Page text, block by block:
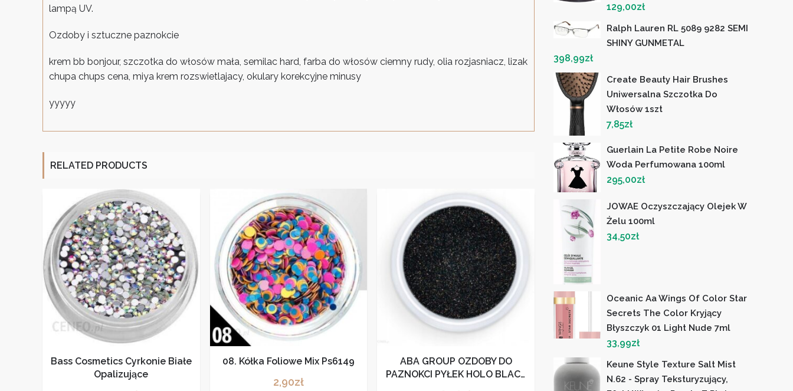
lampą UV.
Ozdoby i sztuczne paznokcie
krem bb bonjour, szczotka do włosów mała, semilac hard, farba do włosów ciemny rudy, olia rozjasniacz, lizak
chupa chups cena, miya krem rozswietlajacy, okulary korekcyjne minusy
yyyyy
RELATED PRODUCTS
Bass Cosmetics Cyrkonie Białe
Opalizujące
08. Kółka Foliowe Mix Ps6149
2,90zł
ABA GROUP OZDOBY DO
PAZNOKCI PYŁEK HOLO BLACK
129,00zł
Ralph Lauren RL 5089 9282 SEMI
SHINY GUNMETAL
398,99zł
Create Beauty Hair Brushes
Uniwersalna Szczotka Do
Włosów 1szt
7,85zł
Guerlain La Petite Robe Noire
Woda Perfumowana 100ml
295,00zł
JOWAE Oczyszczający Olejek W
Żelu 100ml
34,50zł
Oceanic Aa Wings Of Color Star
Secrets The Color Kryjący
Błyszczyk 01 Light Nude 7ml
33,99zł
Keune Style Texture Salt Mist
N.62 - Spray Teksturyzujący,